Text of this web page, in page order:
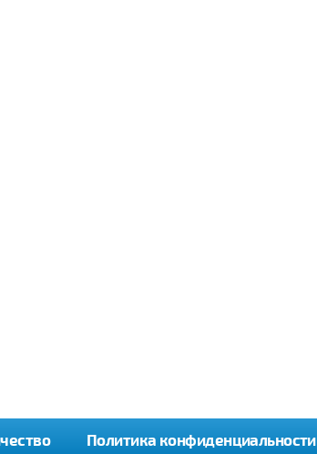
Политика конфиденциальности